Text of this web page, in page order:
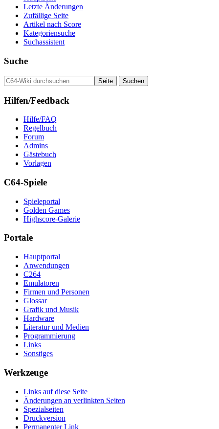
Letzte Änderungen
Zufällige Seite
Artikel nach Score
Kategoriensuche
Suchassistent
Suche
Hilfen/Feedback
Hilfe/FAQ
Regelbuch
Forum
Admins
Gästebuch
Vorlagen
C64-Spiele
Spieleportal
Golden Games
Highscore-Galerie
Portale
Hauptportal
Anwendungen
C264
Emulatoren
Firmen und Personen
Glossar
Grafik und Musik
Hardware
Literatur und Medien
Programmierung
Links
Sonstiges
Werkzeuge
Links auf diese Seite
Änderungen an verlinkten Seiten
Spezialseiten
Druckversion
Permanenter Link